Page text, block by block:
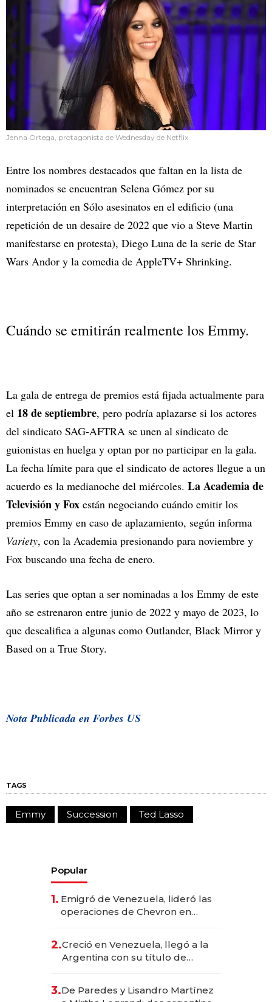
Jenna Ortega, protagonista de Wednesday de Netflix
Entre los nombres destacados que faltan en la lista de
nominados se encuentran Selena Gómez por su
interpretación en Sólo asesinatos en el edificio (una
repetición de un desaire de 2022 que vio a Steve Martin
manifestarse en protesta), Diego Luna de la serie de Star
Wars Andor y la comedia de AppleTV+ Shrinking.
Cuándo se emitirán realmente los Emmy.
La gala de entrega de premios está fijada actualmente para
el 18 de septiembre, pero podría aplazarse si los actores
del sindicato SAG-AFTRA se unen al sindicato de
guionistas en huelga y optan por no participar en la gala.
La fecha límite para que el sindicato de actores llegue a un
acuerdo es la medianoche del miércoles. La Academia de
Televisión y Fox están negociando cuándo emitir los
premios Emmy en caso de aplazamiento, según informa
Variety, con la Academia presionando para noviembre y
Fox buscando una fecha de enero.
Las series que optan a ser nominadas a los Emmy de este
año se estrenaron entre junio de 2022 y mayo de 2023, lo
que descalifica a algunas como Outlander, Black Mirror y
Based on a True Story.
Nota Publicada en Forbes US
TAGS
Emmy Succession Ted Lasso
Popular
1. Emigró de Venezuela, lideró las
operaciones de Chevron en
2.Creció en Venezuela, llegó a la
Argentina con su título de
las marcas "fast premium"
3.De Paredes y Lisandro Martínez